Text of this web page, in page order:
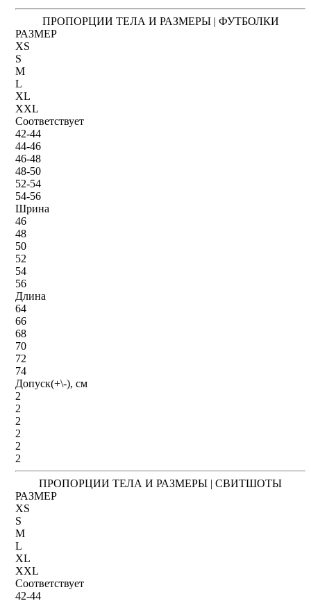
ПРОПОРЦИИ ТЕЛА И РАЗМЕРЫ | ФУТБОЛКИ
РАЗМЕР
XS
S
M
L
XL
XXL
Соответствует
42-44
44-46
46-48
48-50
52-54
54-56
Шрина
46
48
50
52
54
56
Длина
64
66
68
70
72
74
Допуск(+\-), см
2
2
2
2
2
2
ПРОПОРЦИИ ТЕЛА И РАЗМЕРЫ | СВИТШОТЫ
РАЗМЕР
XS
S
M
L
XL
XXL
Соответствует
42-44